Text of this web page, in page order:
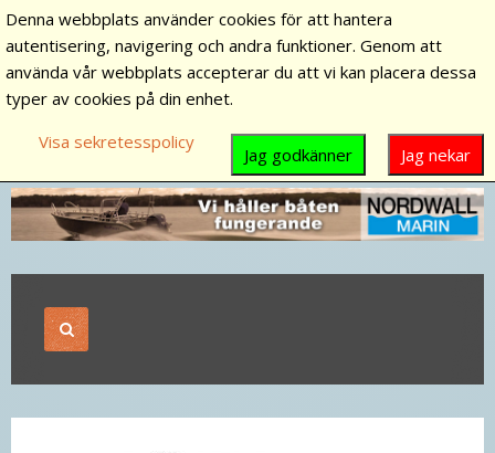
Denna webbplats använder cookies för att hantera
autentisering, navigering och andra funktioner. Genom att
använda vår webbplats accepterar du att vi kan placera dessa
typer av cookies på din enhet.
Visa sekretesspolicy
Jag nekar
Jag godkänner